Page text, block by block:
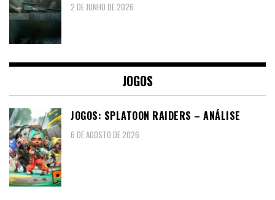
2 DE JUNHO DE 2026
JOGOS
JOGOS: SPLATOON RAIDERS – ANÁLISE
6 DE AGOSTO DE 2026